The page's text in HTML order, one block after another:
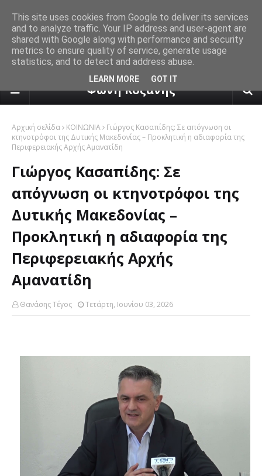
πρόγνωση καιρού από το
Φωνή Κοζάνης
Αρχική σελίδα ΚΟΙΝΩΝΙΑ
Γιώργος Κασαπίδης: Σε απόγνωση οι
κτηνοτρόφοι της Δυτικής Μακεδονίας – Προκλητική η αδιαφορία της
Περιφερειακής Αρχής Αμανατίδη
Γιώργος Κασαπίδης: Σε
απόγνωση οι κτηνοτρόφοι της
Δυτικής Μακεδονίας –
Προκλητική η αδιαφορία της
Περιφερειακής Αρχής
Αμανατίδη
Θανάσης Τέγος Τετάρτη, Ιουνίου 03, 2026
This site uses cookies from Google to deliver its services
and to analyze traffic. Your IP address and user-agent are
shared with Google along with performance and security
metrics to ensure quality of service, generate usage
statistics, and to detect and address abuse.
LEARN MORE GOT IT